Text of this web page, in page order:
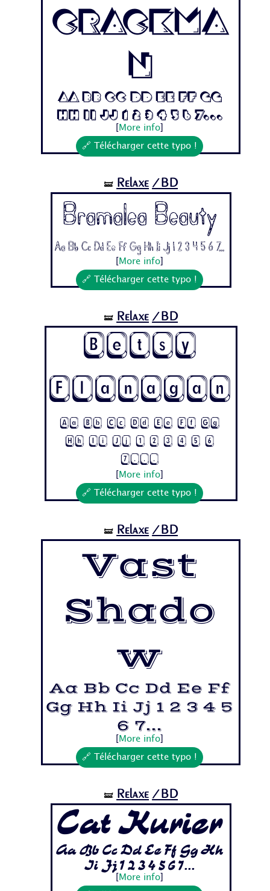
Crackma
n
Aa Bb Cc Dd Ee Ff Gg
Hh Ii Jj 1 2 3 4 5 6 7...
More info
🔗 Télécharger cette typo !
🝛 Relaxe /BD
Bramalea Beauty
Aa Bb Cc Dd Ee Ff Gg Hh Ii Jj 1 2 3 4 5 6 7...
More info]
🔗 Télécharger cette typo !
🝛 Relaxe /BD
Betsy
Flanagan
Aa Bb Cc Dd Ee Ff Gg
Hh Ii Jj 1 2 3 4 5 6
7...
More info
🔗 Télécharger cette typo !
🝛 Relaxe /BD
Vast
Shado
w
Aa Bb Cc Dd Ee Ff
Gg Hh Ii Jj 1 2 3 4 5
6 7...
More info
🔗 Télécharger cette typo !
🝛 Relaxe /BD
Cat Kurier
Aa Bb Cc Dd Ee Ff Gg Hh
Ii Jj 1 2 3 4 5 6 7...
More info